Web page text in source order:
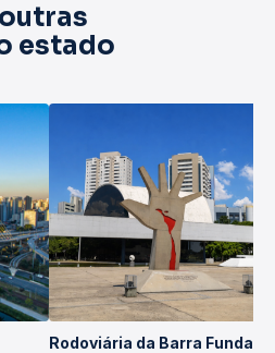
estado
Rodoviária da Barra Funda